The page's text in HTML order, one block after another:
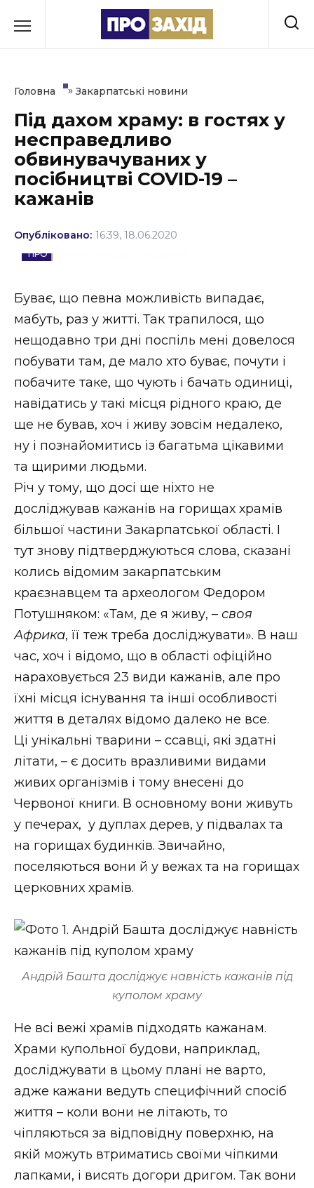
до
Культура
Освіта
Події
Політика
Соціум
Спорт
Стиль життя
Втрачений Ужгород
Втрачений Ужгород (відеоверсія)
ЗАКАРПАТСЬКІ НОВИНИ
НОВИНИ ЗАХІДНОЇ УКРАЇНИ
ФОТО
ВІДЕО
Головна » Закарпатські новини
Під дахом храму: в гостях у
несправедливо
обвинувачуваних у
посібництві COVID-19 –
кажанів
Опубліковано: 16:39, 18.06.2020
Буває, що певна можливість випадає,
мабуть, раз у житті. Так трапилося, що
нещодавно три дні поспіль мені довелося
побувати там, де мало хто буває, почути і
побачите таке, що чують і бачать одиниці,
навідатись у такі місця рідного краю, де
ще не бував, хоч і живу зовсім недалеко,
ну і познайомитись із багатьма цікавими
та щирими людьми.
Річ у тому, що досі ще ніхто не
досліджував кажанів на горищах храмів
більшої частини Закарпатської області. І
тут знову підтверджуються слова, сказані
колись відомим закарпатським
краєзнавцем та археологом Федором
Потушняком: «Там, де я живу, – своя
Африка, її теж треба досліджувати». В наш
час, хоч і відомо, що в області офіційно
нараховується 23 види кажанів, але про
їхні місця існування та інші особливості
життя в деталях відомо далеко не все.
Ці унікальні тварини – ссавці, які здатні
літати, – є досить вразливими видами
живих організмів і тому внесені до
Червоної книги. В основному вони живуть
у печерах, у дуплах дерев, у підвалах та
на горищах будинків. Звичайно,
поселяються вони й у вежах та на горищах
церковних храмів.
Андрій Башта досліджує навність кажанів під
куполом храму
Не всі вежі храмів підходять кажанам.
Храми купольної будови, наприклад,
досліджувати в цьому плані не варто,
адже кажани ведуть специфічний спосіб
життя – коли вони не літають, то
чіпляються за відповідну поверхню, на
якій можуть втриматись своїми чіпкими
лапками, і висять догори дригом. Так вони